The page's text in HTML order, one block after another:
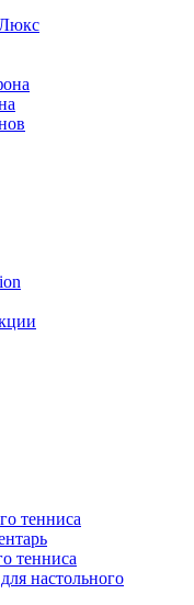
тенниса
тенниса
настольного